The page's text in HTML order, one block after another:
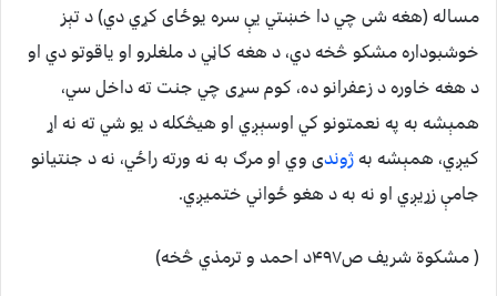
مساله (هغه شی چي دا خښتي یې سره یوځای کړي دي) د تېز
خوشبوداره مشکو څخه دي، د هغه کاڼي د ملغلرو او یاقوتو دي او
د هغه خاوره د زعفرانو ده، کوم سړی چي جنت ته داخل سي،
همېشه به په نعمتونو کي اوسېږي او هیڅکله د یو شي ته نه اړ
کیږي، همېشه بهژوندی وي او مرګ به نه ورته راځي، نه د جنتیانو
جامې زړيږي او نه به د هغو ځواني ختميږي.
( مشکوة شریف ص۴۹۷د احمد و ترمذي څخه)